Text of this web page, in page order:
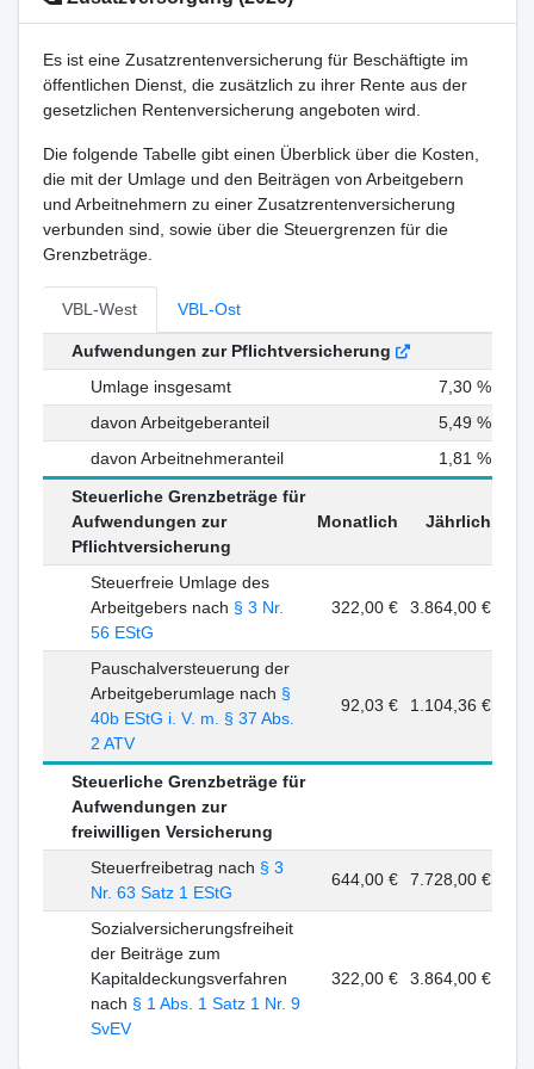
Es ist eine Zusatzrentenversicherung für Beschäftigte im
öffentlichen Dienst, die zusätzlich zu ihrer Rente aus der
gesetzlichen Rentenversicherung angeboten wird.
Die folgende Tabelle gibt einen Überblick über die Kosten,
die mit der Umlage und den Beiträgen von Arbeitgebern
und Arbeitnehmern zu einer Zusatzrentenversicherung
verbunden sind, sowie über die Steuergrenzen für die
Grenzbeträge.
VBL-West VBL-Ost
Aufwendungen zur Pflichtversicherung
Umlage insgesamt
7,30 %
davon Arbeitgeberanteil
5,49 %
davon Arbeitnehmeranteil
1,81 %
Steuerliche Grenzbeträge für
Aufwendungen zur
Pflichtversicherung
Monatlich Jährlich
Steuerfreie Umlage des
Arbeitgebers nach § 3 Nr.
56 EStG
322,00 € 3.864,00 €
Pauschalversteuerung der
Arbeitgeberumlage nach §
40b EStG i. V. m. § 37 Abs.
2 ATV
92,03 € 1.104,36 €
Steuerliche Grenzbeträge für
Aufwendungen zur
freiwilligen Versicherung
Steuerfreibetrag nach § 3
Nr. 63 Satz 1 EStG
644,00 € 7.728,00 €
Sozialversicherungsfreiheit
der Beiträge zum
Kapitaldeckungsverfahren
nach § 1 Abs. 1 Satz 1 Nr. 9
SvEV
322,00 € 3.864,00 €